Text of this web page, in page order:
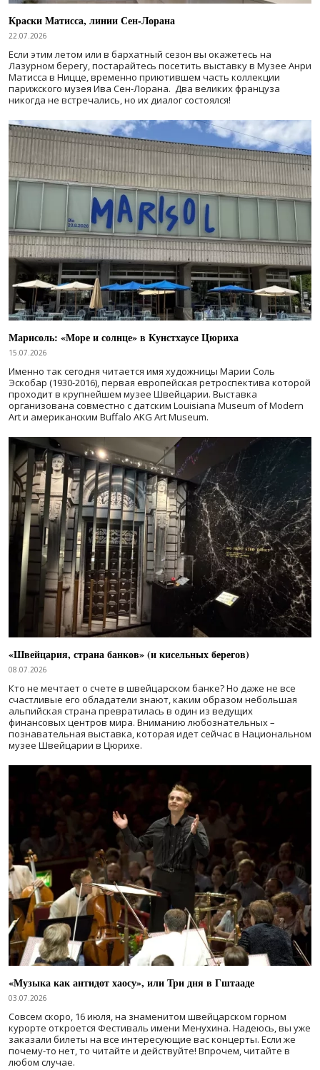
Краски Матисса, линии Сен-Лорана
22.07.2026
Если этим летом или в бархатный сезон вы окажетесь на
Лазурном берегу, постарайтесь посетить выставку в Музее Анри
Матисса в Ницце, временно приютившем часть коллекции
парижского музея Ива Сен-Лорана. Два великих француза
никогда не встречались, но их диалог состоялся!
Марисоль: «Море и солнце» в Кунстхаусе Цюриха
15.07.2026
Именно так сегодня читается имя художницы Марии Соль
Эскобар (1930-2016), первая европейская ретроспектива которой
проходит в крупнейшем музее Швейцарии. Выставка
организована совместно с датским Louisiana Museum of Modern
Art и американским Buffalo AKG Art Museum.
«Швейцария, страна банков» (и кисельных берегов)
08.07.2026
Кто не мечтает о счете в швейцарском банке? Но даже не все
счастливые его обладатели знают, каким образом небольшая
альпийская страна превратилась в один из ведущих
финансовых центров мира. Вниманию любознательных –
познавательная выставка, которая идет сейчас в Национальном
музее Швейцарии в Цюрихе.
«Музыка как антидот хаосу», или Три дня в Гштааде
03.07.2026
Совсем скоро, 16 июля, на знаменитом швейцарском горном
курорте откроется Фестиваль имени Менухина. Надеюсь, вы уже
заказали билеты на все интересующие вас концерты. Если же
почему-то нет, то читайте и действуйте! Впрочем, читайте в
любом случае.